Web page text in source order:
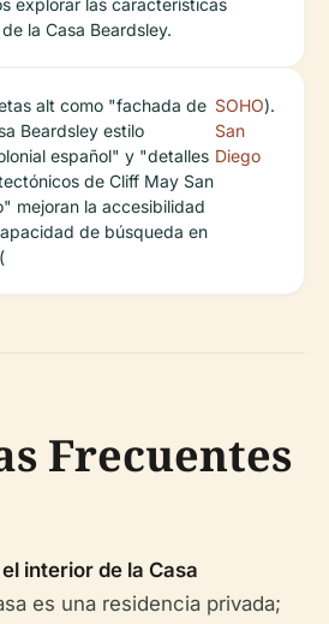
explorar las características
la Casa Beardsley.
alt como "fachada de
Beardsley estilo
español" y "detalles
de Cliff May San
mejoran la accesibilidad
de búsqueda en
SOHO
San
Diego
).
Frecuentes
interior de la Casa
es una residencia privada;